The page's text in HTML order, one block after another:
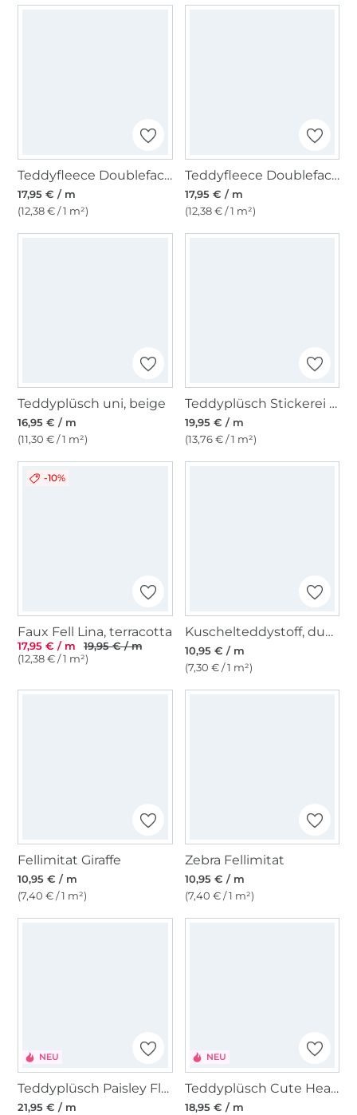
Teddyfleece Doubleface, dunkelblau
17,95 € / m
(12,38 € / 1 m²)
Teddyfleece Doubleface, blassgrün
17,95 € / m
(12,38 € / 1 m²)
Teddyplüsch uni, beige
16,95 € / m
(11,30 € / 1 m²)
Teddyplüsch Stickerei leicht, wollweiß
19,95 € / m
(13,76 € / 1 m²)
-10%
Faux Fell Lina, terracotta
17,95 € / m
19,95 € / m
(12,38 € / 1 m²)
Kuschelteddystoff, dunkelbraun
10,95 € / m
(7,30 € / 1 m²)
Fellimitat Giraffe
10,95 € / m
(7,40 € / 1 m²)
Zebra Fellimitat
10,95 € / m
(7,40 € / 1 m²)
NEU
Teddyplüsch Paisley Flowers, petrol
21,95 € / m
NEU
Teddyplüsch Cute Hearts, beige
18,95 € / m